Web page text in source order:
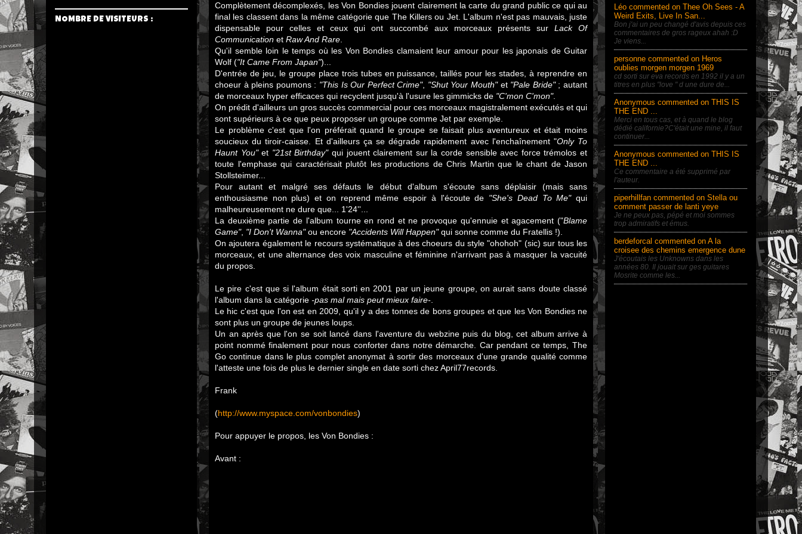
Complètement décomplexés, les Von Bondies jouent clairement la carte du grand public ce qui au
final les classent dans la même catégorie que The Killers ou Jet. L'album n'est pas mauvais, juste
dispensable pour celles et ceux qui ont succombé aux morceaux présents sur Lack Of
Communication et Raw And Rare
Qu'il semble loin le temps où les Von Bondies clamaient leur amour pour les japonais de Guitar
Wolf ("It Came From Japan")...
D'entrée de jeu, le groupe place trois tubes en puissance, taillés pour les stades, à reprendre en
choeur à pleins poumons : "This Is Our Perfect Crime", "Shut Your Mouth"et "Pale Bride"; autant
de morceaux hyper efficaces qui recyclent jusqu'à l'usure les gimmicks de "C'mon C'mon".
On prédit d'ailleurs un gros succès commercial pour ces morceaux magistralement exécutés et qui
sont supérieurs à ce que peux proposer un groupe comme Jet par exemple.
Le problème c'est que l'on préférait quand le groupe se faisait plus aventureux et était moins
soucieux du tiroir-caisse. Et d'ailleurs ça se dégrade rapidement avec l'enchaînement "Only To
Haunt You"et "21st Birthday"qui jouent clairement sur la corde sensible avec force trémolos et
toute l'emphase qui caractérisait plutôt les productions de Chris Martin que le chant de Jason
Stollsteimer...
Pour autant et malgré ses défauts le début d'album s'écoute sans déplaisir (mais sans
enthousiasme non plus) et on reprend même espoir à l'écoute de "She's Dead To Me"qui
malheureusement ne dure que... 1'24''...
La deuxième partie de l'album tourne en rond et ne provoque qu'ennuie et agacement ("Blame
Game", "I Don't Wanna"ou encore "Accidents Will Happen"qui sonne comme du Fratellis !).
On ajoutera également le recours systématique à des choeurs du style "ohohoh" (sic) sur tous les
morceaux, et une alternance des voix masculine et féminine n'arrivant pas à masquer la vacuité
du propos.
Le pire c'est que si l'album était sorti en 2001 par un jeune groupe, on aurait sans doute classé
l'album dans la catégorie -pas mal mais peut mieux faire-
Le hic c'est que l'on est en 2009, qu'il y a des tonnes de bons groupes et que les Von Bondies ne
sont plus un groupe de jeunes loups.
Un an après que l'on se soit lancé dans l'aventure du webzine puis du blog, cet album arrive à
point nommé finalement pour nous conforter dans notre démarche. Car pendant ce temps, The
Go continue dans le plus complet anonymat à sortir des morceaux d'une grande qualité comme
l'atteste une fois de plus le dernier single en date sorti chez April77records.
Frank
(http://www.myspace.com/vonbondies)
Pour appuyer le propos, les Von Bondies :
Avant :
NOMBRE DE VISITEURS :
Léo commented on Thee Oh Sees - A
Weird Exits, Live In San...
Bon j'ai un peu changé d'avis depuis ces
commentaires de gros rageux ahah :D
Je viens...
personne commented on Heros
oublies morgen morgen 1969
cd sorti sur eva records en 1992 il y a un
titres en plus "love " d une dure de...
Anonymous commented on THIS IS
THE END ...
Merci en tous cas, et à quand le blog
dédié californie?C'était une mine, il faut
continuer...
Anonymous commented on THIS IS
THE END ...
Ce commentaire a été supprimé par
l'auteur.
piperhillfan commented on Stella ou
comment passer de lanti yeye
Je ne peux pas, pépé et moi sommes
trop admiratifs et émus.
berdeforcal commented on A la
croisee des chemins emergence dune
J'écoutais les Unknowns dans les
années 80. Il jouait sur ges guitares
Mosrite comme les...